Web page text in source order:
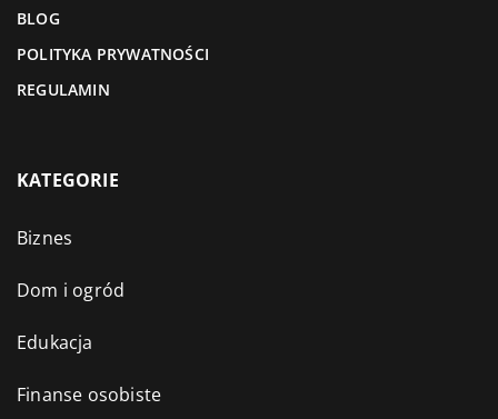
BLOG
POLITYKA PRYWATNOŚCI
REGULAMIN
KATEGORIE
Biznes
Dom i ogród
Edukacja
Finanse osobiste